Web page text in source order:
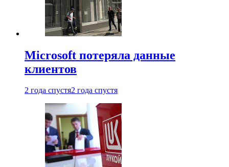
Microsoft потеряла данные
клиентов
2 года спустя2 года спустя